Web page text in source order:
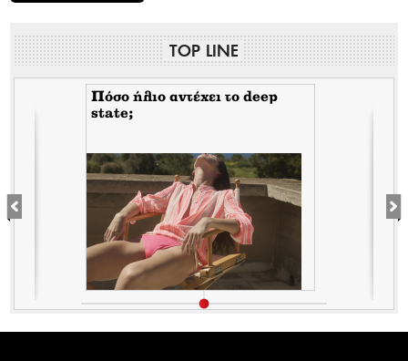
TOP LINE
Πόσο ήλιο αντέχει το deep
state;